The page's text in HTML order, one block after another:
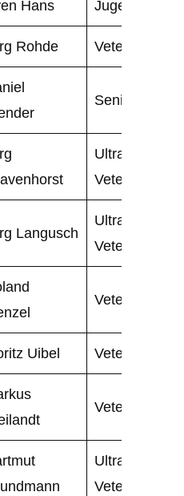
Hans Jugend
Rohde Veteran
Senior
Ultra
Veteran
Langusch
Ultra
Veteran
Veteran
Uibel Veteran
Veteran
Ultra
Veteran